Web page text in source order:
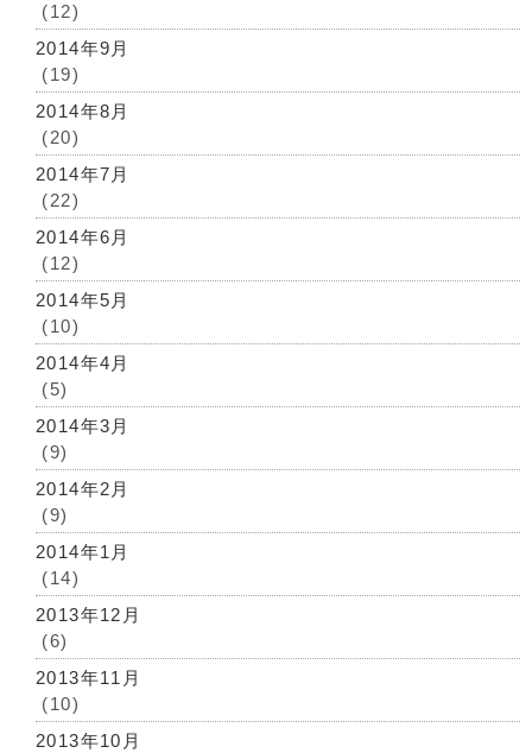
(12)
2014年9月
(19)
2014年8月
(20)
2014年7月
(22)
2014年6月
(12)
2014年5月
(10)
2014年4月
(5)
2014年3月
(9)
2014年2月
(9)
2014年1月
(14)
2013年12月
(6)
2013年11月
(10)
2013年10月